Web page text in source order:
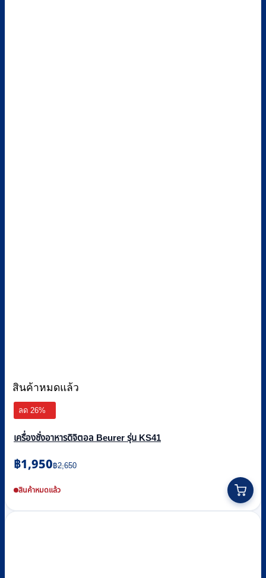
สินค้าหมดแล้ว
ลด 26%
เครื่องชั่งอาหารดิจิตอล Beurer รุ่น KS41
฿2,650
Original
price
was:
฿1,950
Current
price
is:สินค้าหมดแล้ว